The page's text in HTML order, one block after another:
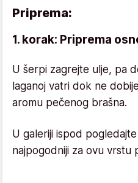
Priprema:
1. korak: Priprema
U šerpi zagrejte ulje, pa
laganoj vatri dok ne
aromu pečenog brašna.
U galeriji ispod
najpogodniji za ovu vrstu